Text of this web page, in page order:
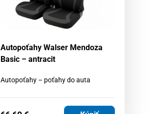
Autopoťahy Walser Mendoza
Basic – antracit
Autopoťahy – poťahy do auta